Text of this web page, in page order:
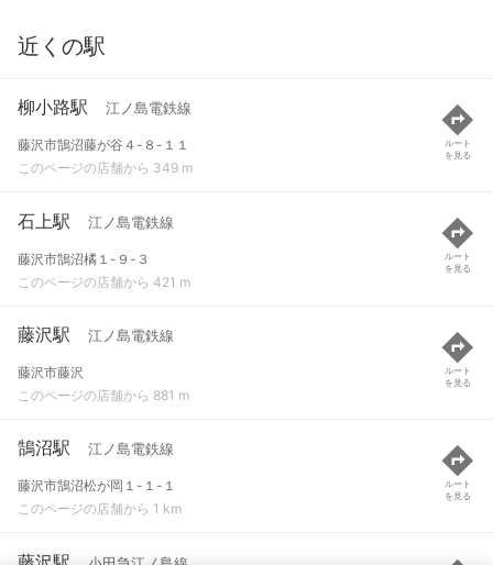
近くの駅
柳小路駅 江ノ島電鉄線
藤沢市鵠沼藤が谷４-８-１１
このページの店舗から 349 m
ルート
を見る
石上駅 江ノ島電鉄線
藤沢市鵠沼橘１-９-３
このページの店舗から 421 m
ルート
を見る
藤沢駅 江ノ島電鉄線
藤沢市藤沢
このページの店舗から 881 m
ルート
を見る
鵠沼駅 江ノ島電鉄線
藤沢市鵠沼松が岡１-１-１
このページの店舗から 1 km
ルート
を見る